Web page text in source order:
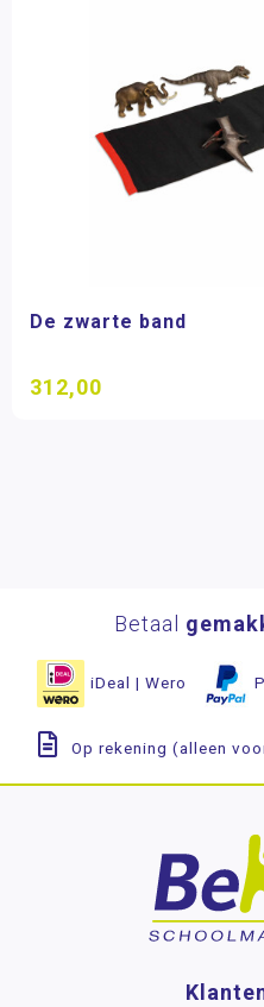
De zwarte band
312,00
Betaal
iDeal | Wero
Op rekening (alleen